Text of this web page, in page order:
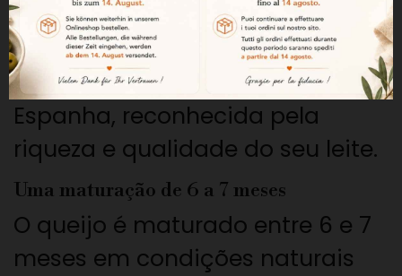
Este queijo é elaborado a partir
de leite cru de ovelha Latxa, uma
raça autóctone do norte de
Espanha, reconhecida pela
riqueza e qualidade do seu leite.
Uma maturação de 6 a 7 meses
O queijo é maturado entre 6 e 7
meses em condições naturais